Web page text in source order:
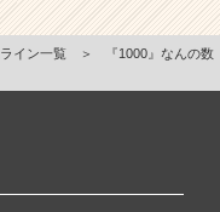
イン一覧 ＞
『1000』なんの数